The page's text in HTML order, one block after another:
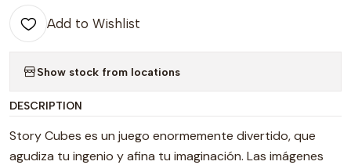
Add to Wishlist
Show stock from locations
DESCRIPTION
Story Cubes es un juego enormemente divertido, que
agudiza tu ingenio y afina tu imaginación. Las imágenes